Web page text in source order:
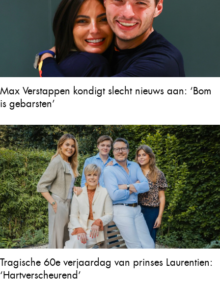
Max Verstappen kondigt slecht nieuws aan: ‘Bom
is gebarsten’
Tragische 60e verjaardag van prinses Laurentien:
‘Hartverscheurend’